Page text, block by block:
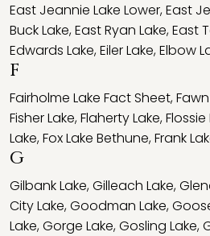
East Jeannie Lake Lower,East
Buck Lake,East Ryan Lake,East
Edwards Lake,Eiler Lake,Elbow
F
Fairholme Lake Fact Sheet,
Fisher Lake,Flaherty Lake,Flossie
Lake,Fox Lake Bethune,Frank
G
Gilbank Lake,Gilleach Lake,
City Lake,Goodman Lake,
Lake,Gorge Lake,Gosling Lake,